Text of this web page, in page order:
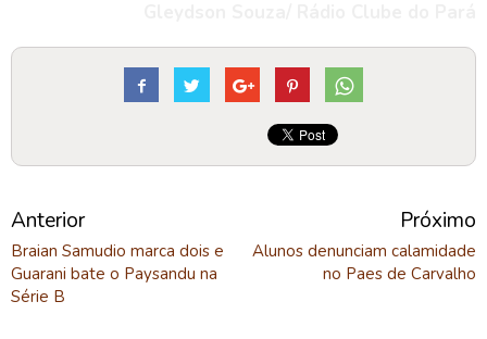
Anterior
Braian Samudio marca dois e
Guarani bate o Paysandu na
Série B
Próximo
Alunos denunciam calamidade
no Paes de Carvalho